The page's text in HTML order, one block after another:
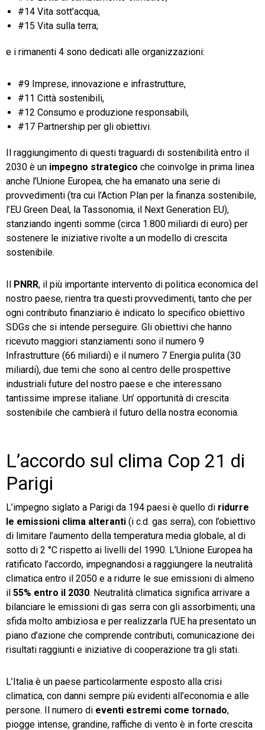
#14 Vita sott’acqua,
#15 Vita sulla terra;
e i rimanenti 4 sono dedicati alle organizzazioni:
#9 Imprese, innovazione e infrastrutture,
#11 Città sostenibili,
#12 Consumo e produzione responsabili,
#17 Partnership per gli obiettivi.
Il raggiungimento di questi traguardi di sostenibilità entro il
2030 è un impegno strategico che coinvolge in prima linea
anche l’Unione Europea, che ha emanato una serie di
provvedimenti (tra cui l’Action Plan per la finanza sostenibile,
l’EU Green Deal, la Tassonomia, il Next Generation EU),
stanziando ingenti somme (circa 1.800 miliardi di euro) per
sostenere le iniziative rivolte a un modello di crescita
sostenibile.
PNRR, il più importante intervento di politica economica del
nostro paese, rientra tra questi provvedimenti, tanto che per
ogni contributo finanziario è indicato lo specifico obiettivo
SDGs che si intende perseguire. Gli obiettivi che hanno
ricevuto maggiori stanziamenti sono il numero 9
Infrastrutture (66 miliardi) e il numero 7 Energia pulita (30
miliardi), due temi che sono al centro delle prospettive
industriali future del nostro paese e che interessano
tantissime imprese italiane. Un’ opportunità di crescita
sostenibile che cambierà il futuro della nostra economia.
L’accordo sul clima Cop 21 di
Parigi
L’impegno siglato a Parigi da 194 paesi è quello di ridurre
le emissioni clima alteranti (i c.d. gas serra), con l’obiettivo
di limitare l’aumento della temperatura media globale, al di
sotto di 2 °C rispetto ai livelli del 1990. L’Unione Europea ha
ratificato l’accordo, impegnandosi a raggiungere la neutralità
climatica entro il 2050 e a ridurre le sue emissioni di almeno
il 55% entro il 2030. Neutralità climatica significa arrivare a
bilanciare le emissioni di gas serra con gli assorbimenti; una
sfida molto ambiziosa e per realizzarla l’UE ha presentato un
piano d’azione che comprende contributi, comunicazione dei
risultati raggiunti e iniziative di cooperazione tra gli stati.
L’Italia è un paese particolarmente esposto alla crisi
climatica, con danni sempre più evidenti all’economia e alle
persone. Il numero di eventi estremi come tornado,
piogge intense, grandine, raffiche di vento è in forte crescita